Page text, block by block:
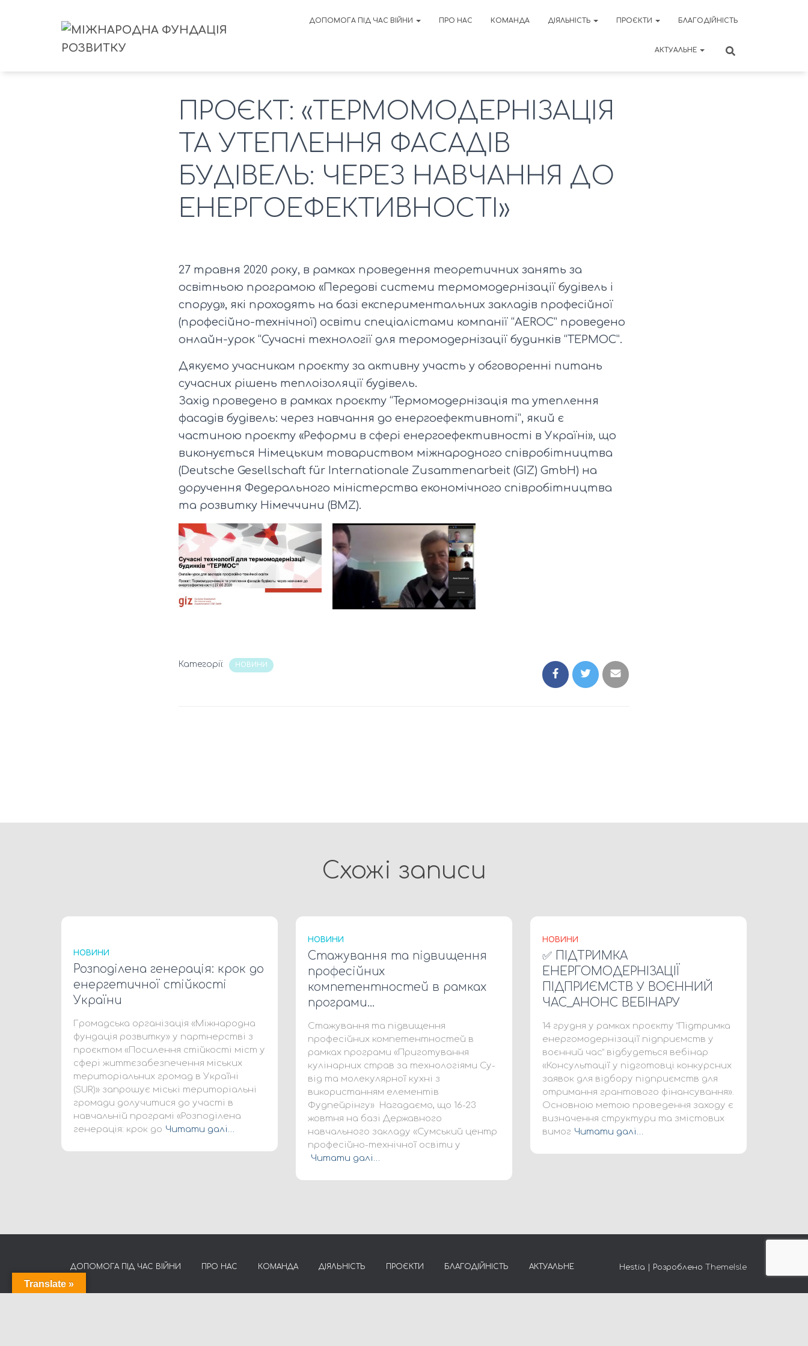
ДОПОМОГА ПІД ЧАС ВІЙНИ ПРО НАС КОМАНДА ДІЯЛЬНІСТЬ ПРОЄКТИ БЛАГОДІЙНІСТЬ
АКТУАЛЬНЕ
ПРОЄКТ: «ТЕРМОМОДЕРНІЗАЦІЯ
ТА УТЕПЛЕННЯ ФАСАДІВ
БУДІВЕЛЬ: ЧЕРЕЗ НАВЧАННЯ ДО
ЕНЕРГОЕФЕКТИВНОСТІ»
27 травня 2020 року, в рамках проведення теоретичних занять за
освітньою програмою «Передові системи термомодернізації будівель і
споруд», які проходять на базі експериментальних закладів професійної
(професійно-технічної) освіти спеціалістами компанії “AEROC” проведено
онлайн-урок “Сучасні технології для теромодернізації будинків “ТЕРМОС”.
Дякуємо учасникам проєкту за активну участь у обговоренні питань
сучасних рішень теплоізоляції будівель.
Захід проведено в рамках проєкту “Термомодернізація та утеплення
фасадів будівель: через навчання до енергоефективноті”, який є
частиною проєкту «Реформи в сфері енергоефективності в Україні», що
виконується Німецьким товариством міжнародного співробітництва
(Deutsche Gesellschaft für Internationale Zusammenarbeit (GIZ) GmbH) на
доручення Федерального міністерства економічного співробітництва
та розвитку Німеччини (BMZ).
Категорії: НОВИНИ
Схожі записи
НОВИНИ
Розподілена генерація: крок до
енергетичної стійкості
України
Громадська організація «Міжнародна
фундація розвитку» у партнерстві з
проєктом «Посилення стійкості міст у
сфері життєзабезпечення міських
територіальних громад в Україні
(SUR)» запрошує міські територіальні
громади долучитися до участі в
навчальній програмі «Розподілена
генерація: крок до Читати далі…
НОВИНИ
Стажування та підвищення
професійних
компетентностей в рамках
програми…
Стажування та підвищення
професійних компетентностей в
рамках програми «Приготування
кулінарних страв за технологіями Су-
від та молекулярної кухні з
використанням елементів
Фудпейрінгу» Нагадаємо, що 16-23
жовтня на базі Державного
навчального закладу «Сумський центр
професійно-технічної освіти у
Читати далі…
НОВИНИ
✅ ПІДТРИМКА
ЕНЕРГОМОДЕРНІЗАЦІЇ
ПІДПРИЄМСТВ У ВОЄННИЙ
ЧАС_АНОНС ВЕБІНАРУ
14 грудня у рамках проєкту “Підтримка
енергомодернізації підприємств у
воєнний час” відбудеться вебінар
«Консультації у підготовці конкурсних
заявок для відбору підприємств для
отримання грантового фінансування».
Основною метою проведення заходу є
визначення структури та змістових
вимог Читати далі…
ДОПОМОГА ПІД ЧАС ВІЙНИ ПРО НАС КОМАНДА ДІЯЛЬНІСТЬ ПРОЄКТИ БЛАГОДІЙНІСТЬ АКТУАЛЬНЕ Hestia | Розроблено ThemeIsle
Translate »